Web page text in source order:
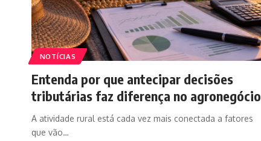
NOTÍCIAS
Entenda por que antecipar decisões
tributárias faz diferença no agronegócio
A atividade rural está cada vez mais conectada a fatores
que vão…